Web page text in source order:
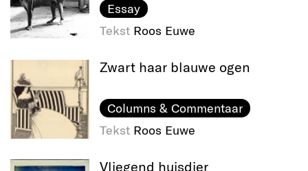
Essay
Tekst Roos Euwe
Zwart haar blauwe ogen
Columns & Commentaar
Tekst Roos Euwe
Vliegend huisdier